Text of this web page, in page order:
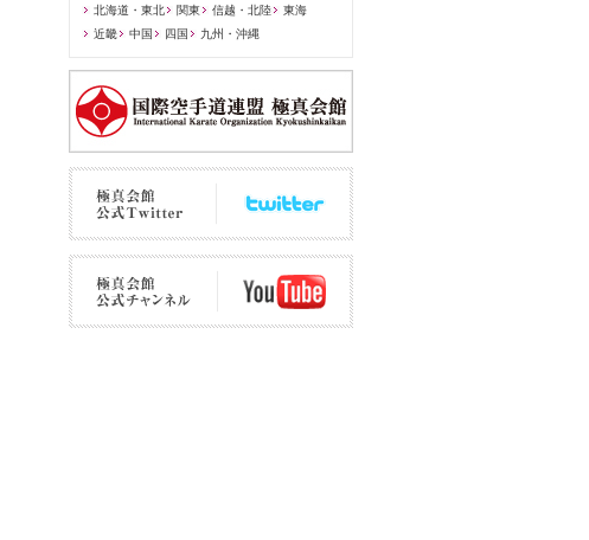
北海道・東北 関東 信越・北陸
東海
近畿
中国 四国 九州・沖縄